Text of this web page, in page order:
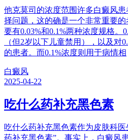
他克莫司的浓度范围许多白癜风
择问题，这的确是一个非常重要
要有0.03%和0.1%两种浓度规格。
（但2岁以下儿童禁用），以及对
的患者。而0.1%浓度则用于病情相
白癜风
2025-04-22
吃什么药补充黑色素
吃什么药补充黑色素作为皮肤科
药补充黑色素”。事实上，白癜风